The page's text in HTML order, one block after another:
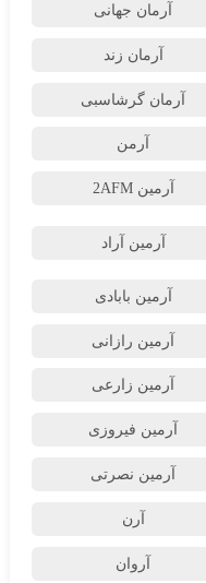
آرمان جهانی
آرمان زند
آرمان گرشاسبی
آرمن
آرمین 2AFM
آرمین آراد
آرمین بابادی
آرمین رازانی
آرمین زارعی
آرمین فیروزی
آرمین نصرتی
آرن
آروان